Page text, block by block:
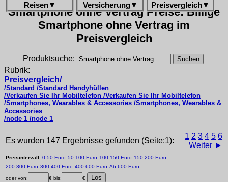
Reisen▼ Versicherung▼ Preisvergleich▼
Smartphone ohne Vertrag Preise: Billige
Smartphone ohne Vertrag im
Preisvergleich
Produktsuche:
Rubrik:
Preisvergleich/
/Standard /Standard Handyhüllen
/Verkaufen Sie Ihr Mobiltelefon /Verkaufen Sie Ihr Mobiltelefon
/Smartphones, Wearables & Accessories /Smartphones, Wearables &
Accessories
/node 1 /node 1
Es wurden 147 Ergebnisse gefunden (Seite:1):
1 2 3 4 5 6
Weiter ►
Preisintervall: 0-50 Euro 50-100 Euro 100-150 Euro 150-200 Euro
200-300 Euro 300-400 Euro 400-600 Euro Ab 600 Euro
oder von: € bis: €